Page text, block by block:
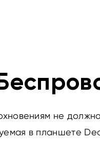
не
в планшете